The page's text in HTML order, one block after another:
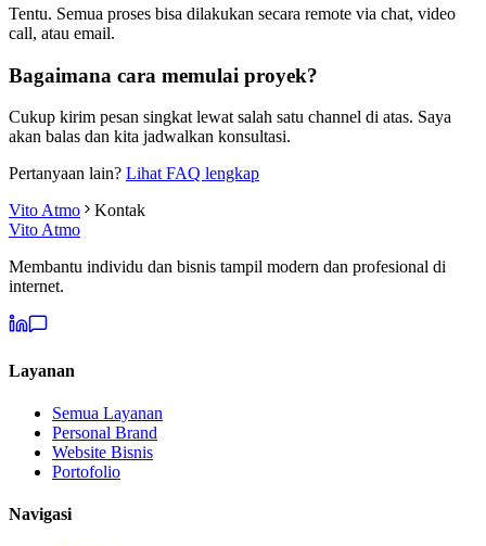
Tentu. Semua proses bisa dilakukan secara remote via chat, video
call, atau email.
Bagaimana cara memulai proyek?
Cukup kirim pesan singkat lewat salah satu channel di atas. Saya
akan balas dan kita jadwalkan konsultasi.
Pertanyaan lain? Lihat FAQ lengkap
Vito Atmo
Kontak
Vito Atmo
Membantu individu dan bisnis tampil modern dan profesional di
internet.
Layanan
Semua Layanan
Personal Brand
Website Bisnis
Portofolio
Navigasi